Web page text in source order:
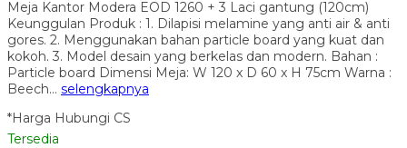
Meja Kantor Modera EOD 1260 + 3 Laci gantung (120cm)
Keunggulan Produk : 1. Dilapisi melamine yang anti air & anti
gores. 2. Menggunakan bahan particle board yang kuat dan
kokoh. 3. Model desain yang berkelas dan modern. Bahan :
Particle board Dimensi Meja: W 120 x D 60 x H 75cm Warna :
Beech… selengkapnya
*Harga Hubungi CS
Tersedia